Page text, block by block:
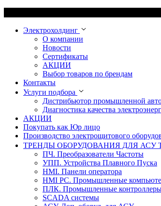
Электрохолдинг
О компании
Новости
Сертификаты
АКЦИИ
Выбор товаров по брендам
Контакты
Услуги подбора
Дистрибьютор промышленной
Диагностика качества
АКЦИИ
Покупать как Юр лицо
Производство электрощитового
ТРЕНДЫ ОБОРУДОВАНИЯ ДЛЯ АСУ
ПЧ. Преобразователи Частоты
УПП. Устройства Плавного Пуска
HMI. Панели оператора
HMI РС. Промышленные
ПЛК. Промышленные
SCADA системы